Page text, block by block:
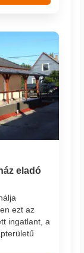
eladó
ezt az
ingatlant, a